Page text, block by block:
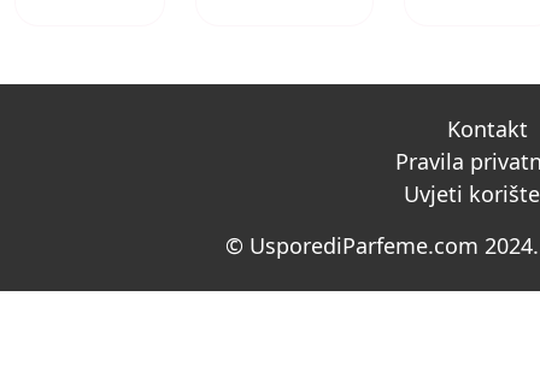
Kontakt
Pravila
Uvjeti
© UsporediParfeme.com